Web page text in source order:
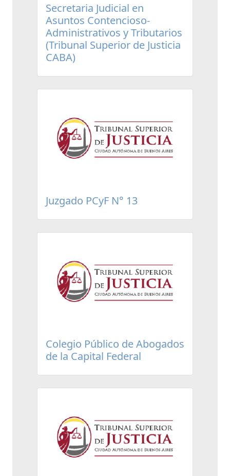
Secretaria Judicial en
Asuntos Contencioso-
Administrativos y Tributarios
(Tribunal Superior de Justicia
CABA)
Juzgado PCyF N° 13
Colegio Público de Abogados
de la Capital Federal